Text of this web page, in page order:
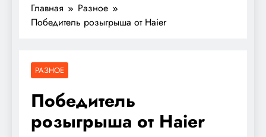
Главная
Разное
Победитель розыгрыша от Haier
РАЗНОЕ
Победитель
розыгрыша от Haier